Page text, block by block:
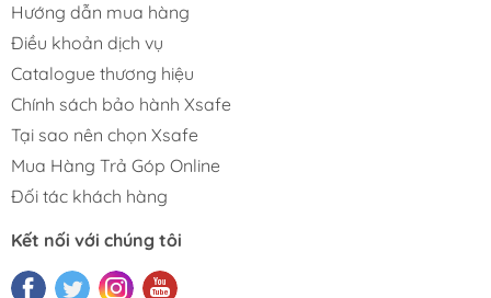
Hướng dẫn mua hàng
Điều khoản dịch vụ
Catalogue thương hiệu
Chính sách bảo hành Xsafe
Tại sao nên chọn Xsafe
Mua Hàng Trả Góp Online
Đối tác khách hàng
Kết nối với chúng tôi